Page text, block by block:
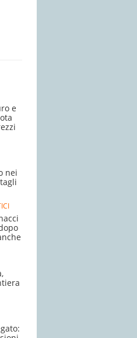
e
nei